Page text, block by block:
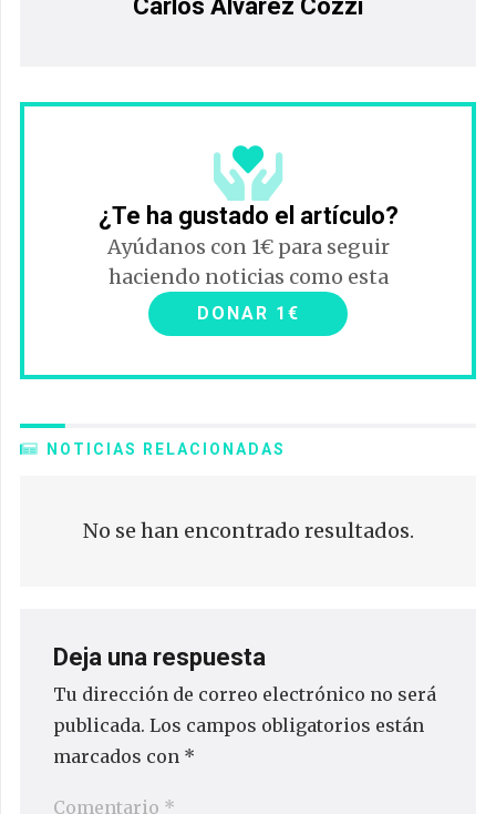
Carlos Álvarez Cozzi
¿Te ha gustado el artículo?
Ayúdanos con 1€ para seguir
haciendo noticias como esta
DONAR 1€
NOTICIAS RELACIONADAS
No se han encontrado resultados.
Deja una respuesta
Tu dirección de correo electrónico no será
publicada. Los campos obligatorios están
marcados con *